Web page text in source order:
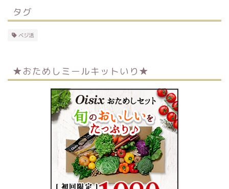
タグ
ベジ活
★おためしミールキットいり★